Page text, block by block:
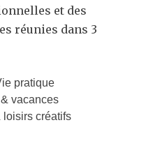
et des
réunies dans 3
pratique
vacances
loisirs créatifs